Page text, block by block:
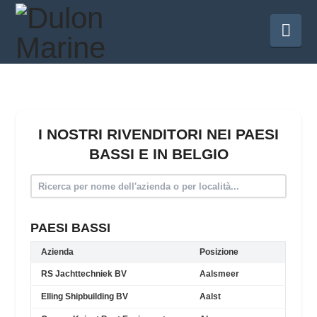
I NOSTRI RIVENDITORI NEI PAESI
BASSI E IN BELGIO
PAESI BASSI
Azienda Posizione
RS Jachttechniek BV Aalsmeer
Elling Shipbuilding BV Aalst